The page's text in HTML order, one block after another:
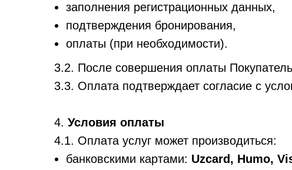
заполнения регистрационных данных,
подтверждения бронирования,
оплаты (при необходимости).
3.2. После совершения оплаты
3.3. Оплата подтверждает согласие с
4. Условия оплаты
4.1. Оплата услуг может производиться:
банковскими картами: Uzcard, Humo,